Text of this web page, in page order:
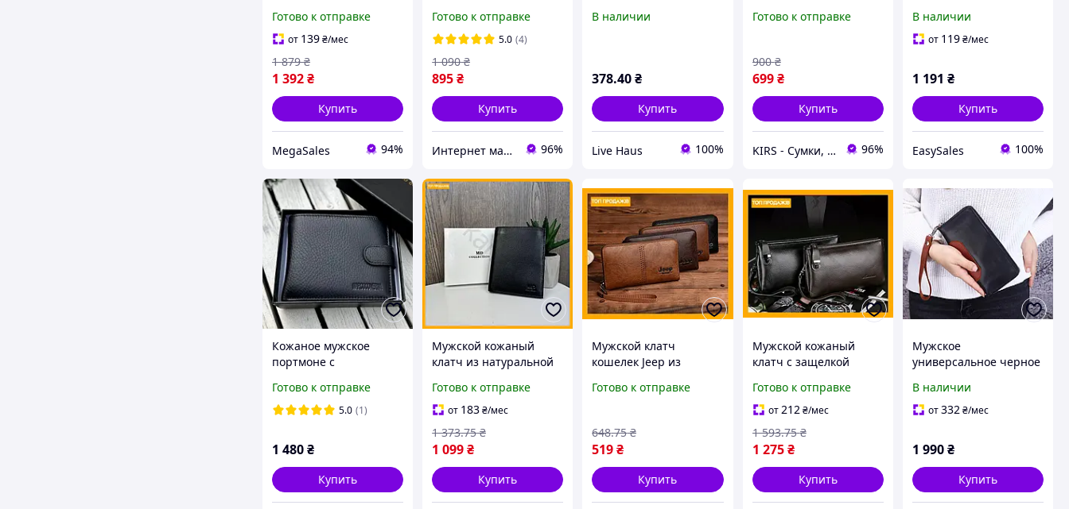
карт кошелек для денег
и документов
Готово к отправке
от 139₴/мес
1 392₴
1 879 ₴
Купить
MegaSales 94%
паспорта из кожи Kochi
вертикальный черный
кожаный
Готово к отправке
5.0 (4)
895₴
1 090 ₴
Купить
Интернет магазин сумок и аксессуаров BarBags 96%
мужское портмоне для
В наличии
378.40₴
Купить
Live Haus 100%
документов и денег
искусст MAX14
Готово к отправке
699 ₴
900 ₴
Купить
KIRS - Сумки, рюкзаки, портфели, клатчи, наручные часы оптом и в розницу 96%
кожи для документов и
карт кошелек для денег
В наличии
от 119₴/мес
1 191 ₴
Купить
EasySales 100%
Кожаное мужское
портмоне с
документов, черное
Готово к отправке
5.0 (1)
1 480₴
Купить
Мужской кожаный
клатч из натуральной
портмоне для
документов и денег
кошелек для мужчин
Готово к отправке
от 183₴/мес
1 099₴
1 373.75 ₴
Купить
Мужской клатч
кошелек Jeep из
портмоне для
барсетка на молнии
Готово к отправке
519₴
648.75 ₴
Купить
Мужской кожаный
клатч с защелкой
черный портмоне для
документов и денег
барсетка
Готово к отправке
от212 ₴/мес
1 275 ₴
1 593.75 ₴
Купить
Мужское
универсальное черное
Вместительный
кожаный кошелек для
Клатч
В наличии
от332₴/мес
1 990₴
Купить